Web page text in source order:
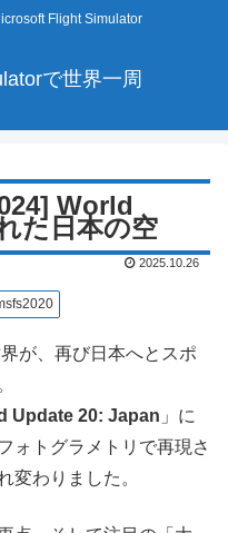
Flight Simulator
で世界一周
World
た日本の空
2025.10.26
が、再び日本へとスポ
Update 20: Japan 」に
ォトグラメトリで再現さ
変わりました。